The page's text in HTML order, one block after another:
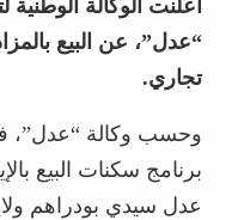
أعلنت الوكالة
تجاري.
وحسب وكالة “عدل”،
عدل سيدي بودراهم